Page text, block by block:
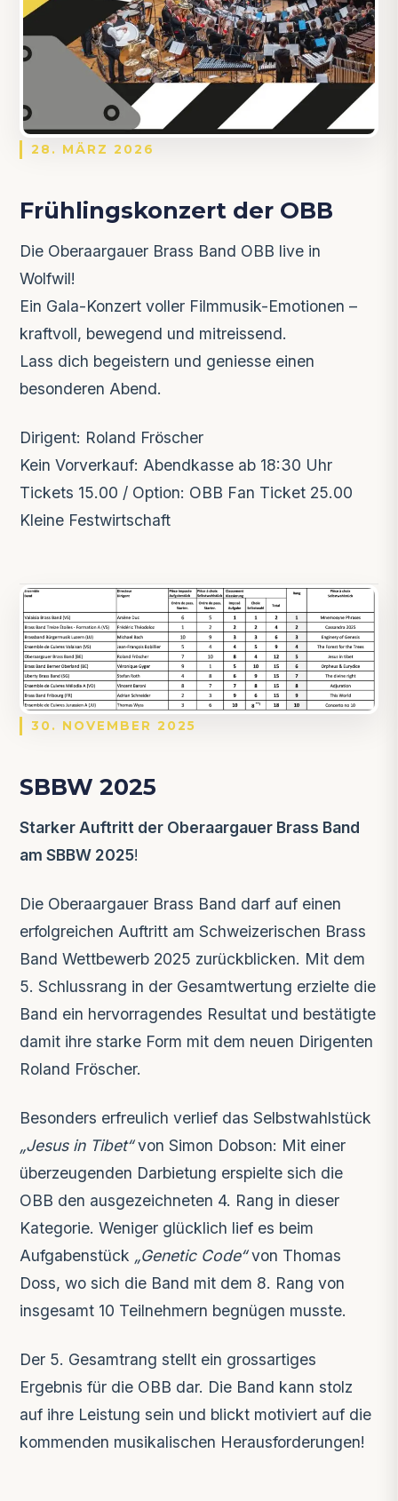
28. MÄRZ 2026
Frühlingskonzert der OBB
Die Oberaargauer Brass Band OBB live in
Wolfwil!
Ein Gala-Konzert voller Filmmusik-Emotionen –
kraftvoll, bewegend und mitreissend.
Lass dich begeistern und geniesse einen
besonderen Abend.
Dirigent: Roland Fröscher
Kein Vorverkauf: Abendkasse ab 18:30 Uhr
Tickets 15.00 / Option: OBB Fan Ticket 25.00
Kleine Festwirtschaft
30. NOVEMBER 2025
SBBW 2025
Starker Auftritt der Oberaargauer Brass Band
am SBBW 2025!
Die Oberaargauer Brass Band darf auf einen
erfolgreichen Auftritt am Schweizerischen Brass
Band Wettbewerb 2025 zurückblicken. Mit dem
5. Schlussrang in der Gesamtwertung erzielte die
Band ein hervorragendes Resultat und bestätigte
damit ihre starke Form mit dem neuen Dirigenten
Roland Fröscher.
Besonders erfreulich verlief das Selbstwahlstück
„Jesus in Tibet“von Simon Dobson: Mit einer
überzeugenden Darbietung erspielte sich die
OBB den ausgezeichneten 4. Rang in dieser
Kategorie. Weniger glücklich lief es beim
Aufgabenstück „Genetic Code“von Thomas
Doss, wo sich die Band mit dem 8. Rang von
insgesamt 10 Teilnehmern begnügen musste.
Der 5. Gesamtrang stellt ein grossartiges
Ergebnis für die OBB dar. Die Band kann stolz
auf ihre Leistung sein und blickt motiviert auf die
kommenden musikalischen Herausforderungen!